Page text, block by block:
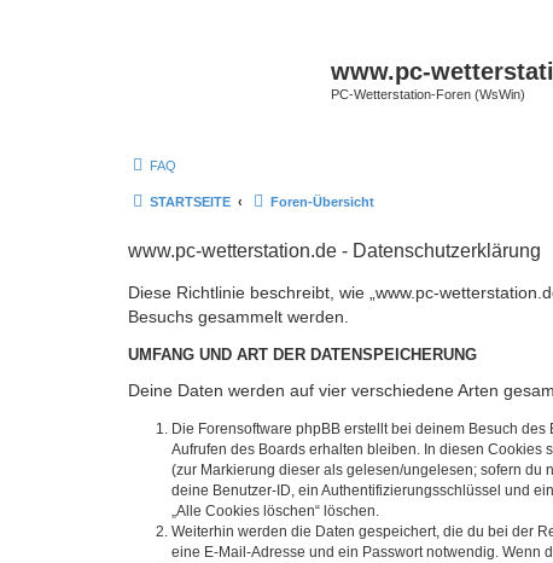
www.pc-
PC-Wetterstation-Foren (WsWin)
FAQ
STARTSEITE Foren-Übersicht
www.pc-wetterstation.de - Datenschutzerklärung
Diese Richtlinie beschreibt, wie „www.pc-
Besuchs gesammelt werden.
UMFANG UND ART DER DATENSPEICHERUNG
Deine Daten werden auf vier verschiedene Arten
Die Forensoftware phpBB erstellt bei deinem Besuch
Aufrufen des Boards erhalten bleiben. In diesen
(zur Markierung dieser als gelesen/ungelesen; sofern du
deine Benutzer-ID, ein Authentifizierungsschlüssel und
„Alle Cookies löschen“ löschen.
Weiterhin werden die Daten gespeichert, die du bei der
eine E-Mail-Adresse und ein Passwort notwendig. Wenn